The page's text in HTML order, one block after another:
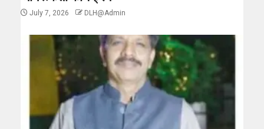
July 7, 2026 DLH@Admin